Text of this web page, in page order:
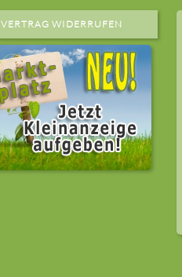
VERTRAG WIDERRUFEN